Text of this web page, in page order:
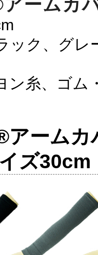
ームカ
ック、グ
ン糸、ゴム
アームカ
ズ30cm